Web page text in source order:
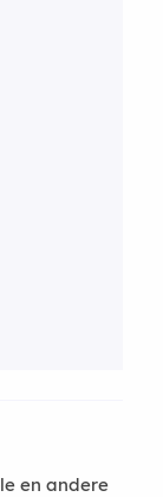
en andere